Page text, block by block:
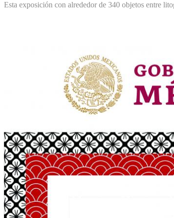
Esta exposición con alrededor de 340 objetos entre